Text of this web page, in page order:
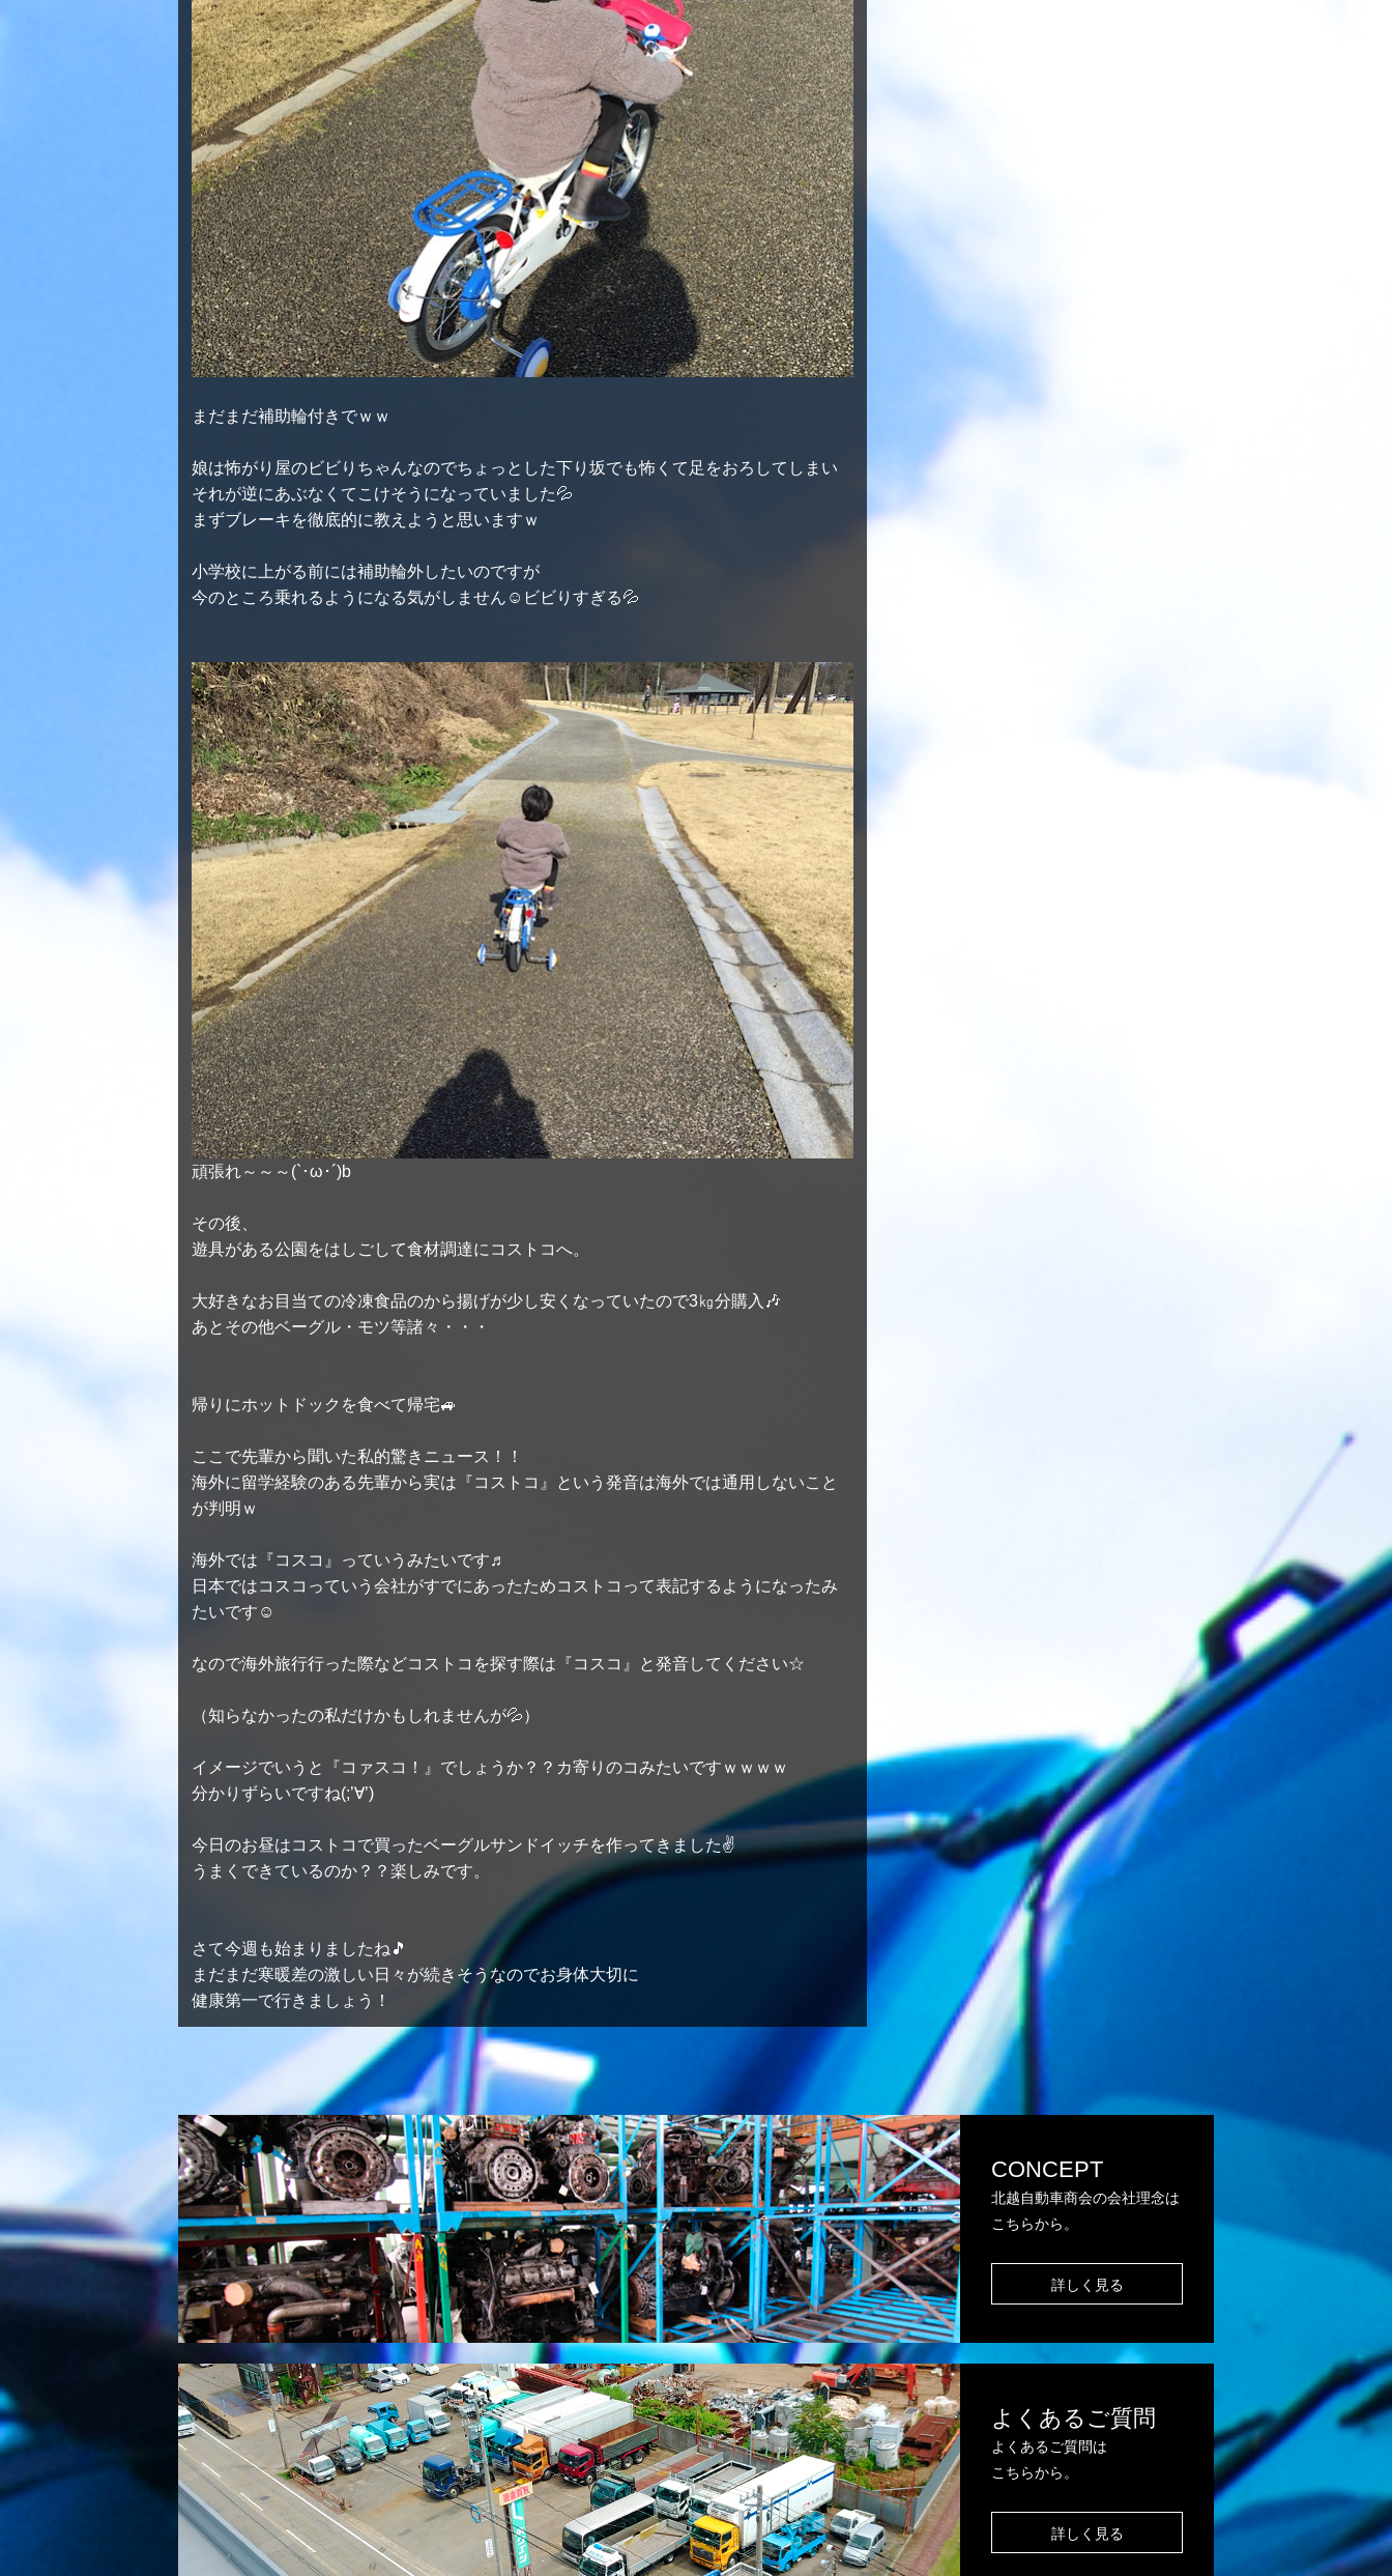
まだまだ補助輪付きでｗｗ
娘は怖がり屋のビビりちゃんなのでちょっとした下り坂でも怖くて足をおろしてしまい
それが逆にあぶなくてこけそうになっていました💦
まずブレーキを徹底的に教えようと思いますｗ
小学校に上がる前には補助輪外したいのですが
今のところ乗れるようになる気がしません☺ビビりすぎる💦
頑張れ～～～(`･ω･´)b
その後、
遊具がある公園をはしごして食材調達にコストコへ。
大好きなお目当ての冷凍食品のから揚げが少し安くなっていたので3㎏分購入🎶
あとその他ベーグル・モツ等諸々・・・
帰りにホットドックを食べて帰宅🚙
ここで先輩から聞いた私的驚きニュース！！
海外に留学経験のある先輩から実は『コストコ』という発音は海外では通用しないこと
が判明ｗ
海外では『コスコ』っていうみたいです♬
日本ではコスコっていう会社がすでにあったためコストコって表記するようになったみ
たいです☺
なので海外旅行行った際などコストコを探す際は『コスコ』と発音してください☆
（知らなかったの私だけかもしれませんが💦）
イメージでいうと『コァスコ！』でしょうか？？カ寄りのコみたいですｗｗｗｗ
分かりずらいですね(;’∀’)
今日のお昼はコストコで買ったベーグルサンドイッチを作ってきました✌
うまくできているのか？？楽しみです。
さて今週も始まりましたね🎵
まだまだ寒暖差の激しい日々が続きそうなのでお身体大切に
健康第一で行きましょう！
CONCEPT
北越自動車商会の会社理念は
こちらから。
詳しく見る
よくあるご質問
よくあるご質問は
こちらから。
詳しく見る